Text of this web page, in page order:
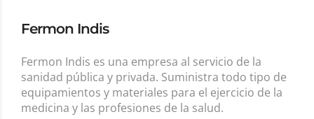
Fermon Indis
Fermon Indis es una empresa al servicio de la
sanidad pública y privada. Suministra todo tipo de
equipamientos y materiales para el ejercicio de la
medicina y las profesiones de la salud.